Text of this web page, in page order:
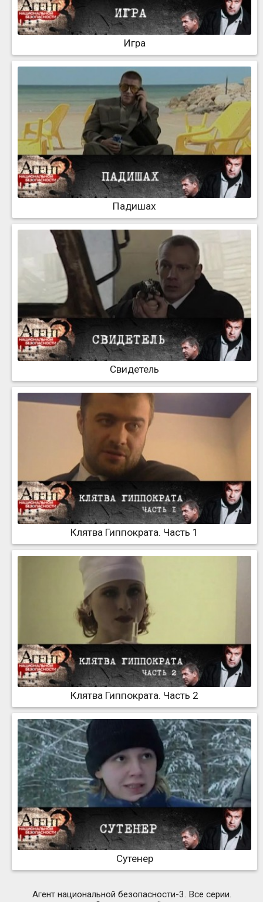
Игра
Падишах
Свидетель
Клятва Гиппократа. Часть 1
Клятва Гиппократа. Часть 2
Сутенер
Агент национальной безопасности-3. Все серии.